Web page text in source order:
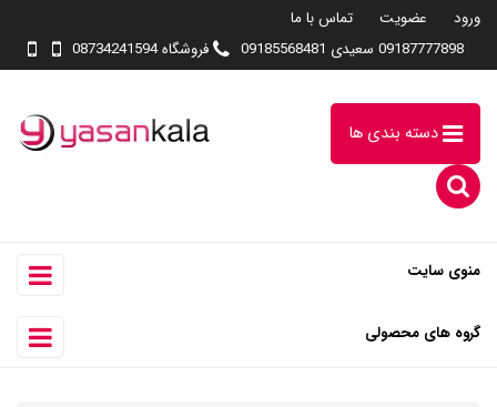
ورود عضویت
تماس با ما
09187777898 سعیدی 09185568481
فروشگاه 08734241594
دسته بندی ها
منوی سایت
گروه های محصولی